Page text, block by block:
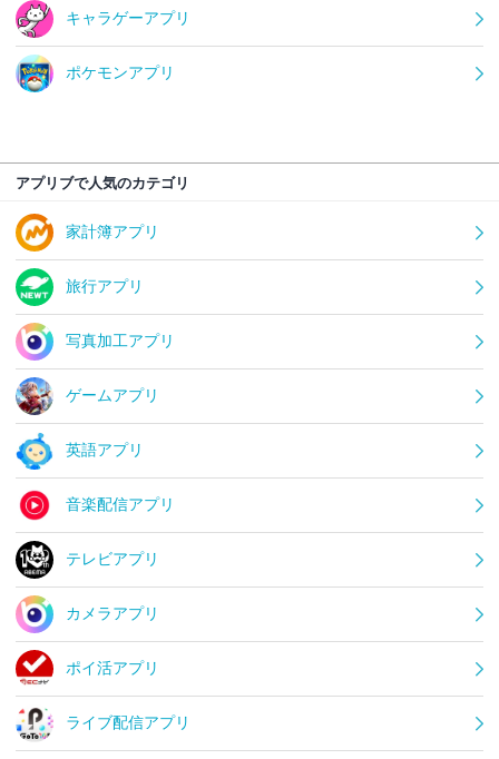
キャラゲーアプリ
ポケモンアプリ
アプリブで人気のカテゴリ
家計簿アプリ
旅行アプリ
写真加工アプリ
ゲームアプリ
英語アプリ
音楽配信アプリ
テレビアプリ
カメラアプリ
ポイ活アプリ
ライブ配信アプリ